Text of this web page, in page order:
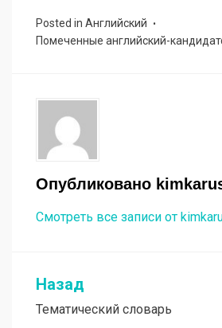
Posted in Английский
Помеченные английский-
Опубликовано
Смотреть все записи от
Навигация
по
Назад
Тематический словарь